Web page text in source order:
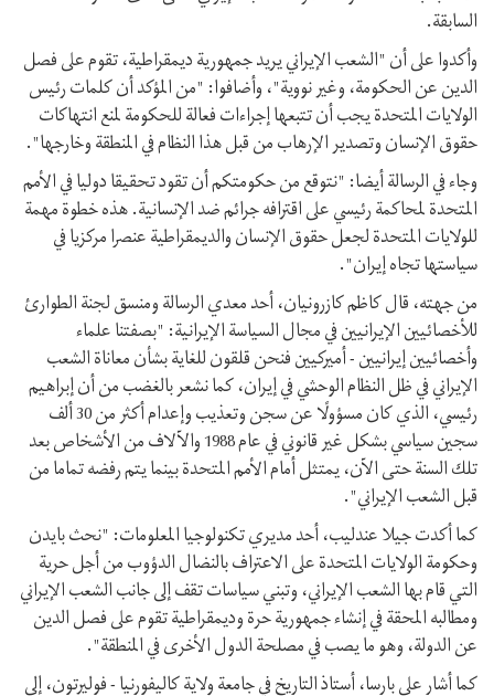
السابقة.
وأكدوا على أن "الشعب الإيراني يريد جمهورية ديمقراطية، تقوم على فصل
الدين عن الحكومة، وغير نووية"، وأضافوا: "من المؤكد أن كلمات رئيس
الولايات المتحدة يجب أن تتبعها إجراءات فعالة للحكومة لمنع انتهاكات
حقوق الإنسان وتصدير الإرهاب من قبل هذا النظام في المنطقة وخارجها".
وجاء في الرسالة أيضا: "نتوقع من حكومتكم أن تقود تحقيقا دوليا في الأمم
المتحدة لمحاكمة رئيسي على اقترافه جرائم ضد الإنسانية. هذه خطوة مهمة
للولايات المتحدة لجعل حقوق الإنسان والديمقراطية عنصرا مركزيا في
سياستها تجاه إيران".
من جهته، قال كاظم كازرونيان، أحد معدي الرسالة ومنسق لجنة الطوارئ
للأخصائيين الإيرانيين في مجال السياسة الإيرانية: "بصفتنا علماء
وأخصائيين إيرانيين - أميركيين فنحن قلقون للغاية بشأن معاناة الشعب
الإيراني في ظل النظام الوحشي في إيران، كما نشعر بالغضب من أن إبراهيم
رئيسي، الذي كان مسؤولًا عن سجن وتعذيب وإعدام أكثر من 30 ألف
سجين سياسي بشكل غير قانوني في عام 1988 والآلاف من الأشخاص بعد
تلك السنة حتى الآن، يمتثل أمام الأمم المتحدة بينما يتم رفضه تماما من
قبل الشعب الإيراني".
كما أكدت جيلا عندليب، أحد مديري تكنولوجيا المعلومات: "نحث بايدن
وحكومة الولايات المتحدة على الاعتراف بالنضال الدؤوب من أجل حرية
التي قام بها الشعب الإيراني، وتبني سياسات تقف إلى جانب الشعب الإيراني
ومطالبه المحقة في إنشاء جمهورية حرة وديمقراطية تقوم على فصل الدين
عن الدولة، وهو ما يصب في مصلحة الدول الأخرى في المنطقة".
كما أشار علي بارسا، أستاذ التاريخ في جامعة ولاية كاليفورنيا - فوليرتون، إلى